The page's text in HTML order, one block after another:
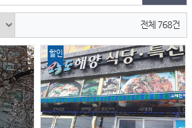
전체 768건
할인